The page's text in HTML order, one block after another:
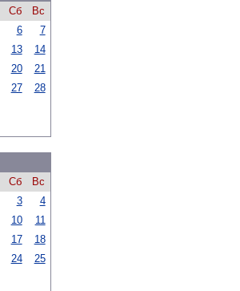
Сб
Вс
6
7
13
14
20
21
27
28
Сб
Вс
3
4
10
11
17
18
24
25